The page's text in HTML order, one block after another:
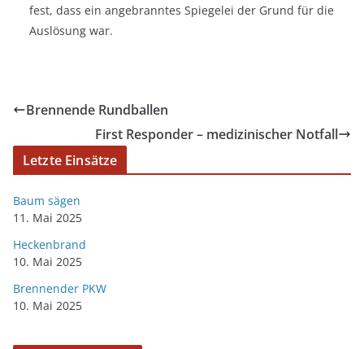
fest, dass ein angebranntes Spiegelei der Grund für die
Auslösung war.
Brennende Rundballen
First Responder – medizinischer Notfall
Letzte Einsätze
Baum sägen
11. Mai 2025
Heckenbrand
10. Mai 2025
Brennender PKW
10. Mai 2025